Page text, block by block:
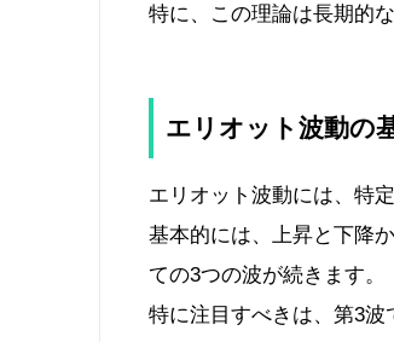
特に、この理論は長期的
エリオット波動の
エリオット波動には、特
基本的には、上昇と下降
ての3つの波が続きます。
特に注目すべきは、第3波